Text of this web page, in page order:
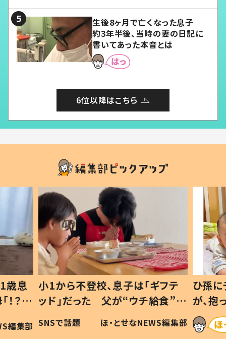
生後8ヶ月で亡くなった息子
約3年半後、当時の妻の日記に
書いてあった本音とは
6位以降はこちら
歳息
？」
編集部
小1から不登校、息子は「ギフテ
ッド」だった 父が“ウチ給食”を
作り続ける理由とは #令和の親
#令和の子
SNSで話題 ほ・とせなNEWS編集部
ひ孫
が、
「涙が
い」